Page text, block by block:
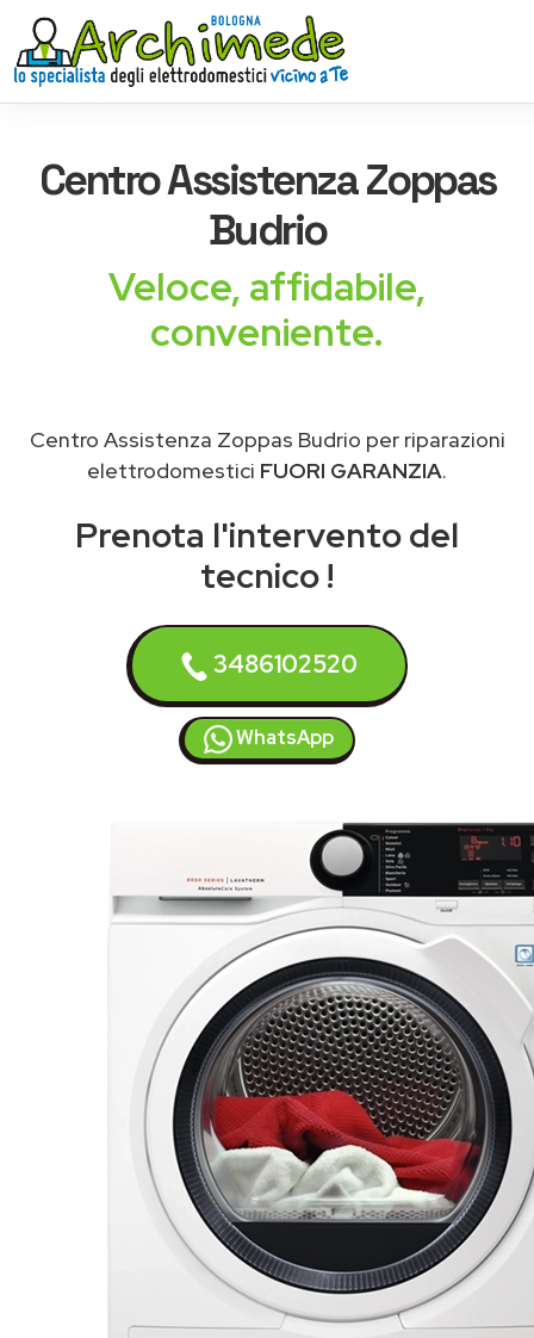
Centro AssistenzaZoppas
Budrio
Veloce, affidabile,
conveniente.
Centro Assistenza Zoppas Budrio per riparazioni
elettrodomestici FUORI GARANZIA.
Prenota l'intervento del
tecnico !
3486102520
WhatsApp